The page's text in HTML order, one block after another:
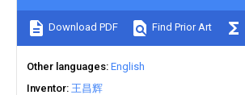
Download PDF Find Prior Art
Other languages English
Inventor 王昌辉